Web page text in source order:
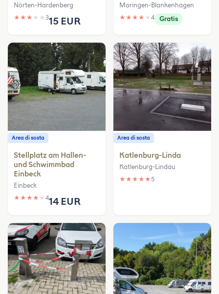
Nörten-Hardenberg
★ ★ ★ ★ ★ 315 EUR
Moringen-Blankenhagen
★ ★ ★ ★ ★ 4 Gratis
Area di sosta
Stellplatz am Hallen-
und Schwimmbad
Einbeck
Einbeck
★ ★ ★ ★ ★ 414 EUR
Area di sosta
Katlenburg-Linda
Katlenburg-Lindau
★ ★ ★ ★ ★5